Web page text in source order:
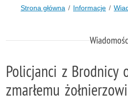
Strona główna Informacje
Policjanci z Brodnicy
zmarłemu żołnierzowi